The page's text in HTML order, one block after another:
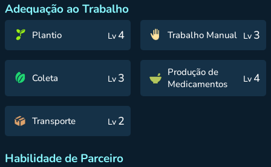
Adequação ao Trabalho
Plantio Lv4 Trabalho Manual Lv 3
Coleta Lv 3
Produção de
Medicamentos
Lv4
Transporte Lv 2
Habilidade de Parceiro